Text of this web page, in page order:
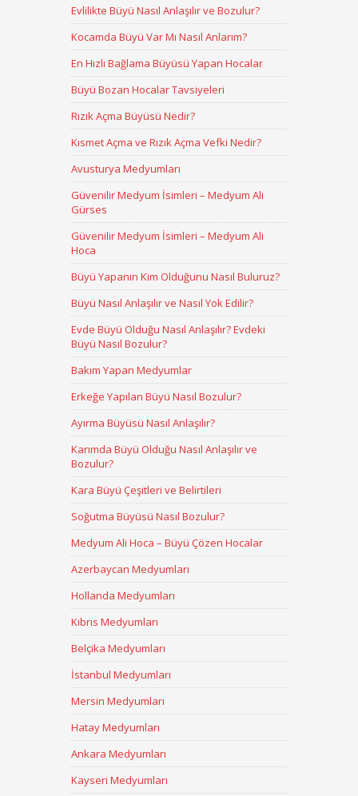
Evlilikte Büyü Nasıl Anlaşılır ve Bozulur?
Kocamda Büyü Var Mı Nasıl Anlarım?
En Hızlı Bağlama Büyüsü Yapan Hocalar
Büyü Bozan Hocalar Tavsiyeleri
Rızık Açma Büyüsü Nedir?
Kısmet Açma ve Rızık Açma Vefki Nedir?
Avusturya Medyumları
Güvenilir Medyum İsimleri – Medyum Ali
Gürses
Güvenilir Medyum İsimleri – Medyum Ali
Hoca
Büyü Yapanın Kim Olduğunu Nasıl Buluruz?
Büyü Nasıl Anlaşılır ve Nasıl Yok Edilir?
Evde Büyü Olduğu Nasıl Anlaşılır? Evdeki
Büyü Nasıl Bozulur?
Bakım Yapan Medyumlar
Erkeğe Yapılan Büyü Nasıl Bozulur?
Ayırma Büyüsü Nasıl Anlaşılır?
Karımda Büyü Olduğu Nasıl Anlaşılır ve
Bozulur?
Kara Büyü Çeşitleri ve Belirtileri
Soğutma Büyüsü Nasıl Bozulur?
Medyum Ali Hoca – Büyü Çözen Hocalar
Azerbaycan Medyumları
Hollanda Medyumları
Kıbrıs Medyumları
Belçika Medyumları
İstanbul Medyumları
Mersin Medyumları
Hatay Medyumları
Ankara Medyumları
Kayseri Medyumları